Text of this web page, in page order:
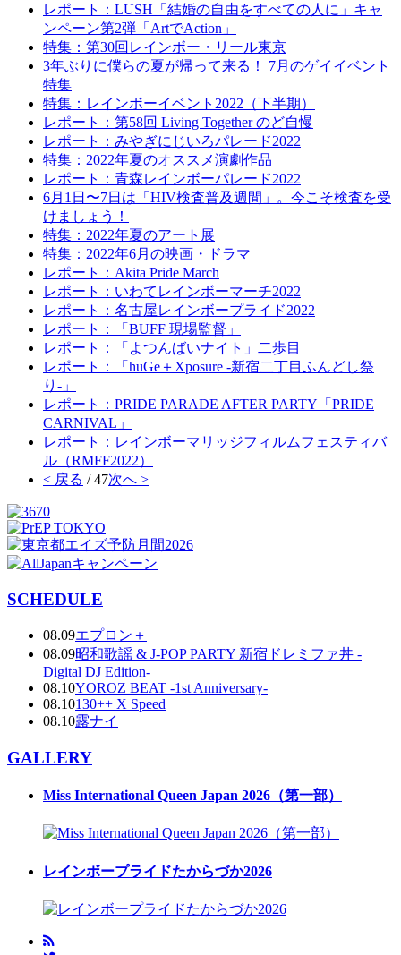
レポート：LUSH「結婚の自由をすべての人に」キャ
ンペーン第2弾「ArtでAction」
特集：第30回レインボー・リール東京
3年ぶりに僕らの夏が帰って来る！ 7月のゲイイベント
特集
特集：レインボーイベント2022（下半期）
レポート：第58回 Living Together のど自慢
レポート：みやぎにじいろパレード2022
特集：2022年夏のオススメ演劇作品
レポート：青森レインボーパレード2022
6月1日〜7日は「HIV検査普及週間」。今こそ検査を受
けましょう！
特集：2022年夏のアート展
特集：2022年6月の映画・ドラマ
レポート：Akita Pride March
レポート：いわてレインボーマーチ2022
レポート：名古屋レインボープライド2022
レポート：「BUFF 現場監督」
レポート：「よつんばいナイト」二歩目
レポート：「huGe＋Xposure -新宿二丁目ふんどし祭
り-」
レポート：PRIDE PARADE AFTER PARTY「PRIDE
CARNIVAL」
レポート：レインボーマリッジフィルムフェスティバ
ル（RMFF2022）
< 戻る / 47次へ >
SCHEDULE
08.09エプロン＋
08.09昭和歌謡 & J-POP PARTY 新宿ドレミファ丼 -
Digital DJ Edition-
08.10YOROZ BEAT -1st Anniversary-
08.10130++ X Speed
08.10露ナイ
GALLERY
Miss International Queen Japan 2026（第一部）
レインボープライドたからづか2026